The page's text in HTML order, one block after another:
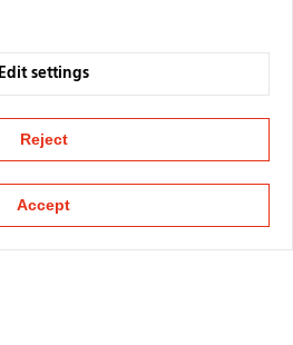
Edit settings
Reject
Accept